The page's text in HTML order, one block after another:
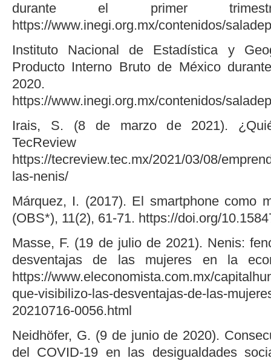
durante el primer
https://www.inegi.org.mx/contenidos/
Instituto Nacional de Estadística y
Producto Interno Bruto de México
2020.
https://www.inegi.org.mx/contenidos/
Irais, S. (8 de marzo de 2021).
TecReview
https://tecreview.tec.mx/2021/03/08/
las-nenis/
Márquez, I. (2017). El smartphone como
(OBS*), 11(2), 61-71. https://doi.org/
Masse, F. (19 de julio de 2021). Nenis:
desventajas de las mujeres en la
https://www.eleconomista.com.mx/
que-visibilizo-las-desventajas-de-las-
20210716-0056.html
Neidhöfer, G. (9 de junio de 2020).
del COVID-19 en las desigualdades